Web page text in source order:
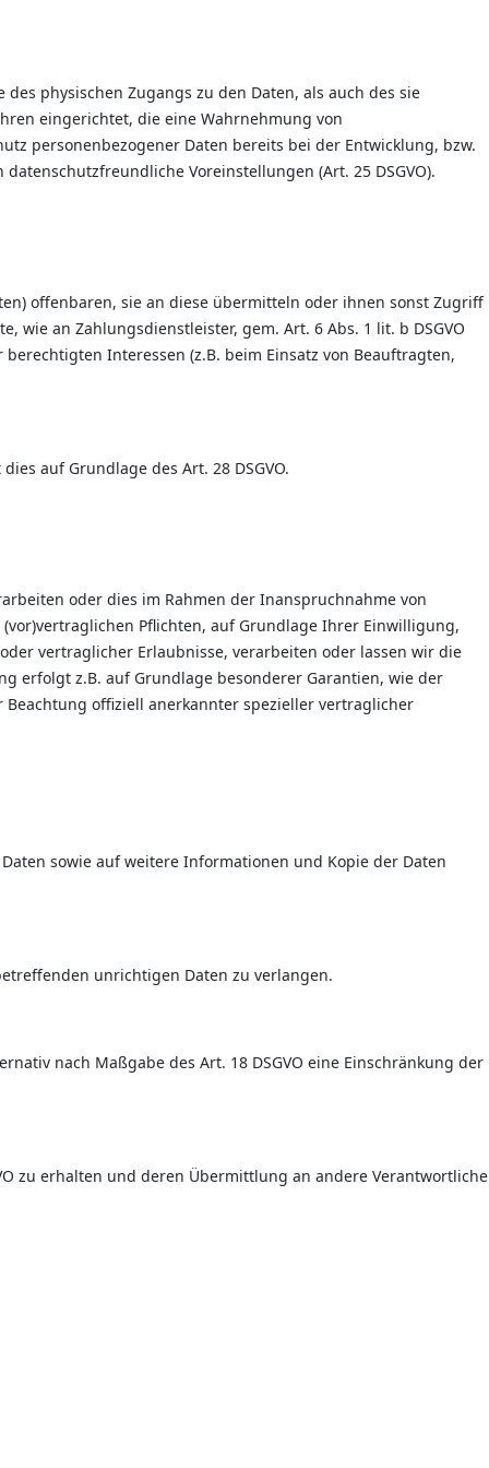
physischen Zugangs zu den Daten, als auch des sie
eingerichtet, die eine Wahrnehmung von
personenbezogener Daten bereits bei der Entwicklung, bzw.
Voreinstellungen (Art. 25 DSGVO).
offenbaren, sie an diese übermitteln oder ihnen sonst Zugriff
an Zahlungsdienstleister, gem. Art. 6 Abs. 1 lit. b DSGVO
Interessen (z.B. beim Einsatz von Beauftragten,
auf Grundlage des Art. 28 DSGVO.
oder dies im Rahmen der Inanspruchnahme von
Pflichten, auf Grundlage Ihrer Einwilligung,
vertraglicher Erlaubnisse, verarbeiten oder lassen wir die
erfolgt z.B. auf Grundlage besonderer Garantien, wie der
Beachtung offiziell anerkannter spezieller vertraglicher
sowie auf weitere Informationen und Kopie der Daten
unrichtigen Daten zu verlangen.
nach Maßgabe des Art. 18 DSGVO eine Einschränkung der
zu erhalten und deren Übermittlung an andere Verantwortliche